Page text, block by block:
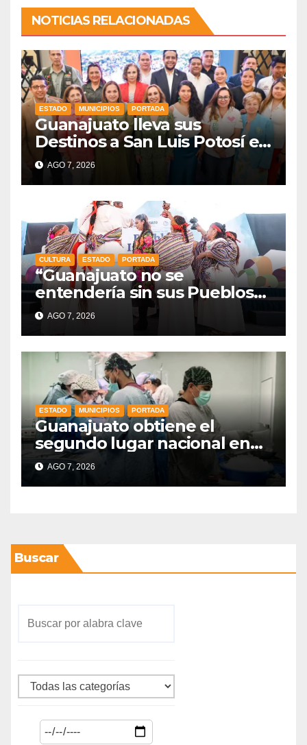
NOTICIAS RELACIONADAS
ESTADO MUNICIPIOS PORTADA
Guanajuato lleva sus
Destinos a San Luis Potosí en
vísperas de la FENAPO
AGO 7, 2026
CULTURA ESTADO PORTADA
“Guanajuato no se
entendería sin sus Pueblos
Indígenas”: Libia Dennise
fortalece el orgullo del
AGO 7, 2026
ESTADO MUNICIPIOS PORTADA
Guanajuato obtiene el
segundo lugar nacional en
procuración de órganos
AGO 7, 2026
Buscar